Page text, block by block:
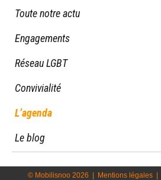
Toute notre actu
Engagements
Réseau LGBT
Convivialité
L’agenda
Le blog
© Mobilisnoo 2026 Mentions légales